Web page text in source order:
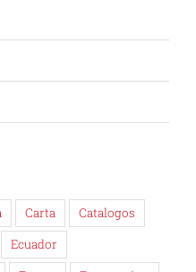
Carta
Catalogos
Ecuador